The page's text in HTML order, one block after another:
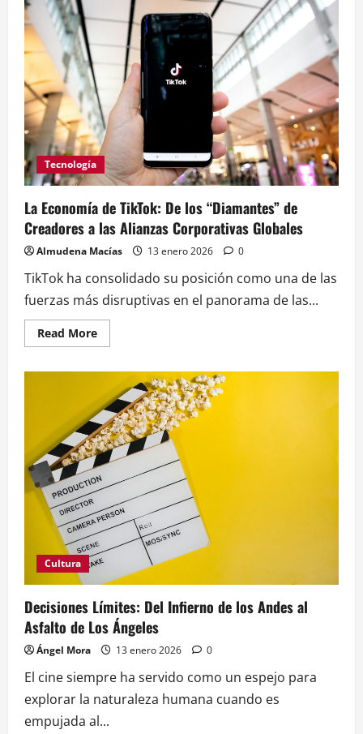
en
2026:
Regreso
Triunfal
Pooh
Shiesty
a
la
Hegemonía
del
Trap
en
Italia
Tecnología
La Economía de TikTok: De los “Diamantes” de
Creadores a las Alianzas Corporativas Globales
Almudena Macías 13 enero 2026 0
TikTok ha consolidado su posición como una de las
fuerzas más disruptivas en el panorama de las...
Read MoreRead
more
Economía
TikTok:
De
los
“Diamantes”
de
Creadores
a
las
Alianzas
Corporativas
Globales
Cultura
Decisiones Límites: Del Infierno de los Andes al
Asfalto de Los Ángeles
Ángel Mora 13 enero 2026 0
El cine siempre ha servido como un espejo para
explorar la naturaleza humana cuando es
empujada al...